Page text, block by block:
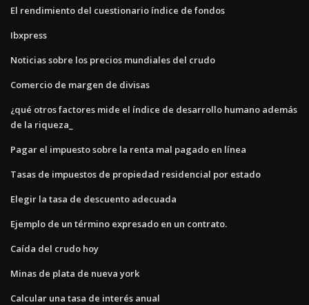
El rendimiento del cuestionario índice de fondos
Ibxpress
Noticias sobre los precios mundiales del crudo
Comercio de margen de divisas
¿qué otros factores mide el índice de desarrollo humano además
de la riqueza_
Pagar el impuesto sobre la renta mal pagado en línea
Tasas de impuestos de propiedad residencial por estado
Elegir la tasa de descuento adecuada
Ejemplo de un término expresado en un contrato.
Caída del crudo hoy
Minas de plata de nueva york
Calcular una tasa de interés anual